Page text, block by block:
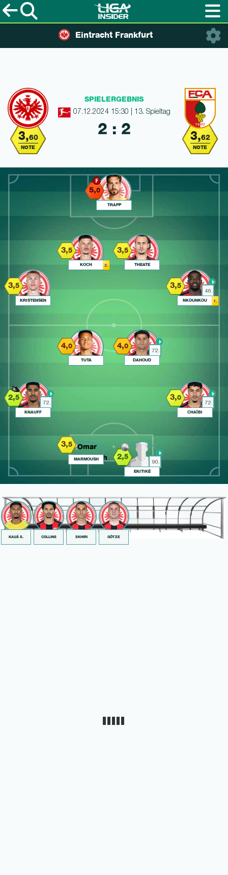
Eintracht Frankfurt
3,60
NOTE
3,62
NOTE
SPIELERGEBNIS
07.12.2024 15:30 | 13. Spieltag
2 : 2
5,0
TRAPP
3,5
KOCH 2.
3,5
THEATE
3,5
KRISTENSEN
46.
3,5
NKOUNKOU 1.
4,0
TUTA
72.
4,0
DAHOUD
72.
2,5
KNAUFF
72.
3,0
CHAÏBI
3,5
MARMOUSH
90.
2,5
EKITIKÉ
KAUÃ S. COLLINS SKHIRI GÖTZE